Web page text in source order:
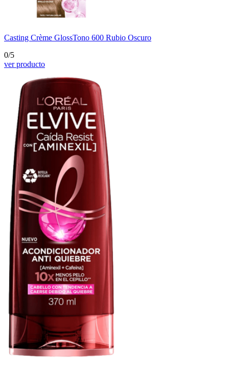
Casting Crème GlossTono 600 Rubio Oscuro
0/5
ver producto